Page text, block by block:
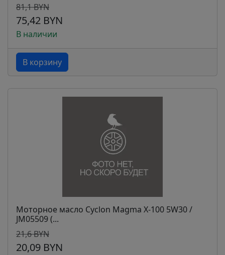
81,1 BYN
75,42 BYN
В наличии
В корзину
Моторное масло Cyclon Magma X-100 5W30 /
JM05509 (...
21,6 BYN
20,09 BYN